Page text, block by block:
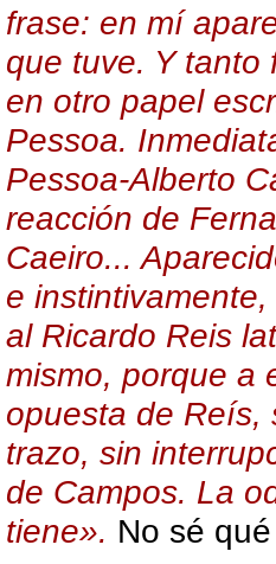
frase: en mí
que tuve. Y tanto
en otro papel
Pessoa.
Pessoa-Alberto
reacción de
Caeiro...
e
al Ricardo Reis
mismo, porque a
opuesta de Reís,
trazo, sin
de Campos. La
tiene». No sé